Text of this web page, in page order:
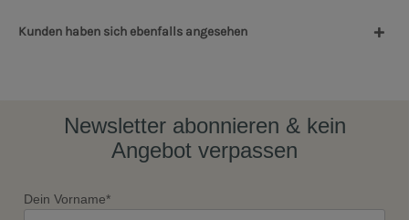
Kunden haben sich ebenfalls angesehen
Newsletter abonnieren & kein
Angebot verpassen
Dein Vorname*